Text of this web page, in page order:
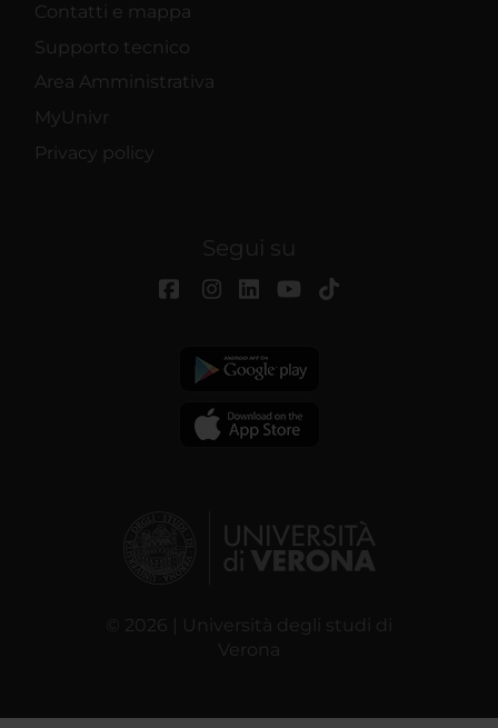
Contatti e mappa
Supporto tecnico
Area Amministrativa
MyUnivr
Privacy policy
Segui su
© 2026 | Università degli studi di
Verona